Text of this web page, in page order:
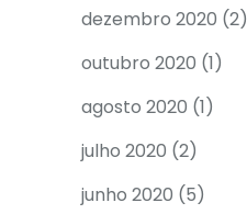
dezembro 2020 (2)
outubro 2020 (1)
agosto 2020 (1)
julho 2020 (2)
junho 2020 (5)